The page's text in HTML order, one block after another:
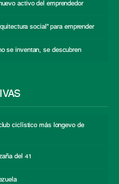
activo del emprendedor
social” para emprender
se inventan, se descubren
ciclístico más longevo de
del 41